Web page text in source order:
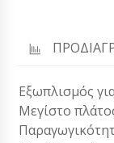
Εξωπλισμός
Μεγίστο